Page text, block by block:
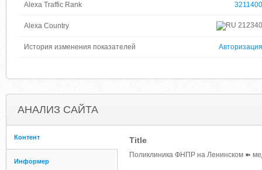
Alexa Traffic Rank 3211400
Alexa Country 212340
История изменения показателей Авторизация
АНАЛИЗ САЙТА
Контент
Информер
Title
Поликлиника ФНПР на Ленинском ➽